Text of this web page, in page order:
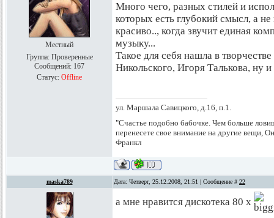
Местный
Группа: Проверенные
Сообщений: 167
Статус: Offline
Много чего, разных стилей и
которых есть глубокий смысл, а
красиво.., когда звучит единая
музыку...
Такое для себя нашла в
Никольского, Игоря Талькова, ну и
ул. Маршала Савицкого, д.16, п.1.
"Счастье подобно бабочке. Чем больше
перенесете свое внимание на другие вещи,
Франкл
maska789 Дата: Четверг, 25.12.2008, 21:51 | Сообщение # 22
а мне нравится дискотека 80 х